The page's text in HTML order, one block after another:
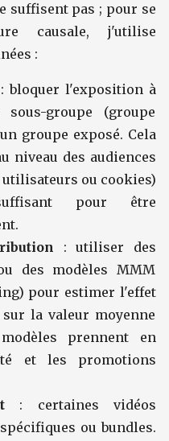
suffisent pas ; pour se
causale, j'utilise
:
: bloquer l'exposition à
groupe (groupe
groupe exposé. Cela
niveau des audiences
ou cookies)
pour être
: utiliser des
des modèles MMM
pour estimer l'effet
la valeur moyenne
prennent en
et les promotions
: certaines vidéos
ou bundles.